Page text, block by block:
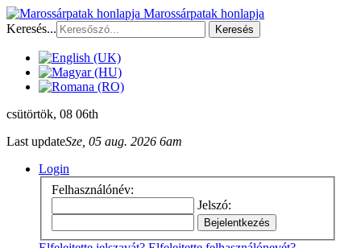
Marossárpatak honlapja
Keresés...
Keresés
csütörtök, 08 06th
Last updateSze, 05 aug. 2026 6am
Login
Felhasználónév:
Jelszó: